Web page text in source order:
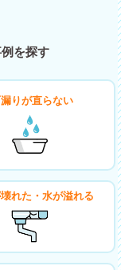
を探す
りが直らない
れた・水が溢れる